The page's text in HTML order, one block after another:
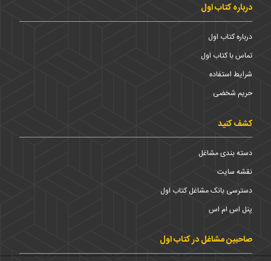
درباره کتاب اول
درباره کتاب اول
تماس با کتاب اول
شرایط استفاده
حریم شخضی
کشف کنید
دسته بندی مشاغل
نقشه سایت
دسترسی بانک مشاغل کتاب اول
پنل اس ام اس
صاحبین مشاغل در کتاب اول